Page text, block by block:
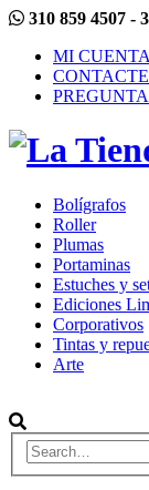
310 859 4507 -
MI CUENTA
Bolígrafos
Roller
Plumas
Portaminas
Estuches y
Ediciones
Corporativos
Tintas y
Arte